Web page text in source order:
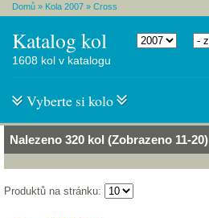
Domů » Kola 2007 » Cross
Katalog kol
1608 kol v katalogu
Vyberte si kolo
Nalezeno 320 kol (Zobrazeno 11-20)
Produktů na stránku: